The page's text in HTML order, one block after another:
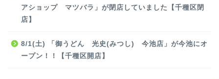
アショップ マツバラ」が閉店していました【千種区閉
店】
8/1(土) 「御うどん 光史(みつし) 今池店」が今池にオ
ープン！！【千種区開店】